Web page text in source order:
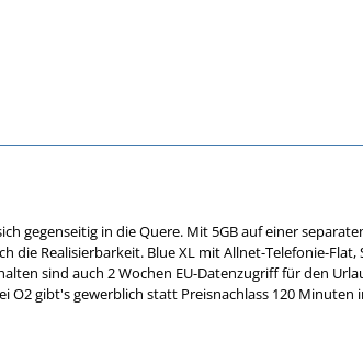
gegenseitig in die Quere. Mit 5GB auf einer
die Realisierbarkeit. Blue XL mit Allnet-Telefonie-
sind auch 2 Wochen EU-Datenzugriff für den
O2 gibt's gewerblich statt Preisnachlass 120